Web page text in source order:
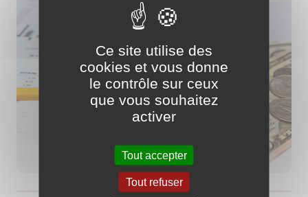
Ce site utilise des
cookies et vous donne
le contrôle sur ceux
que vous souhaitez
activer
Tout accepter
Tout refuser